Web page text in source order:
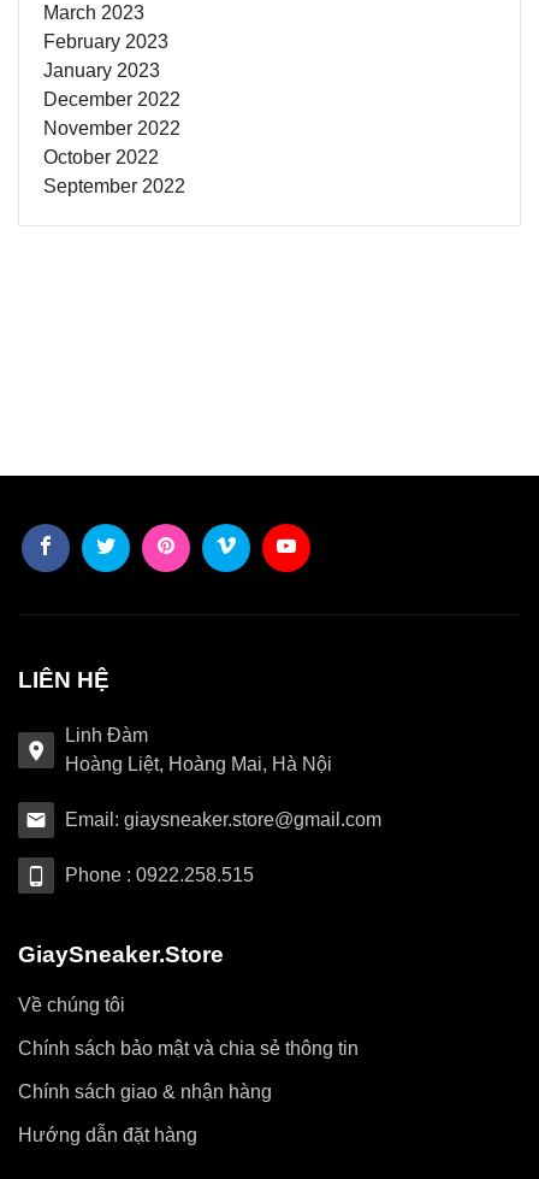
March 2023
February 2023
January 2023
December 2022
November 2022
October 2022
September 2022
LIÊN HỆ
Linh Đàm
Hoàng Liệt, Hoàng Mai, Hà Nội
Email: giaysneaker.store@gmail.com
Phone : 0922.258.515
GiaySneaker.Store
Về chúng tôi
Chính sách bảo mật và chia sẻ thông tin
Chính sách giao & nhận hàng
Hướng dẫn đặt hàng